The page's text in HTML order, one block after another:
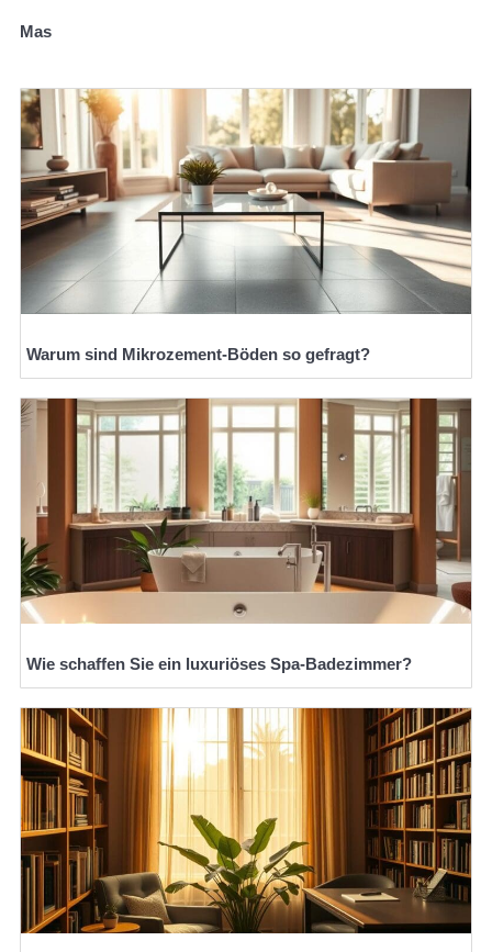
Mas
Warum sind Mikrozement-Böden so gefragt?
Wie schaffen Sie ein luxuriöses Spa-Badezimmer?